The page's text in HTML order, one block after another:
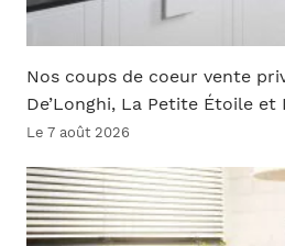
Nos coups de coeur vente
De’Longhi, La Petite Étoile et
Le 7 août 2026